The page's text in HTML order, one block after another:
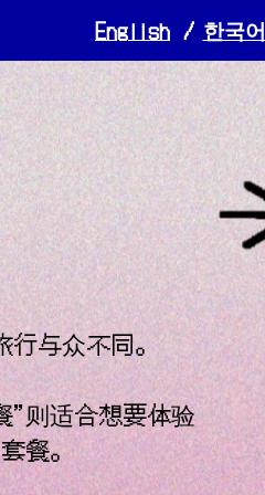
English / 한국어
行与众不同。
”则适合想要体验
餐。